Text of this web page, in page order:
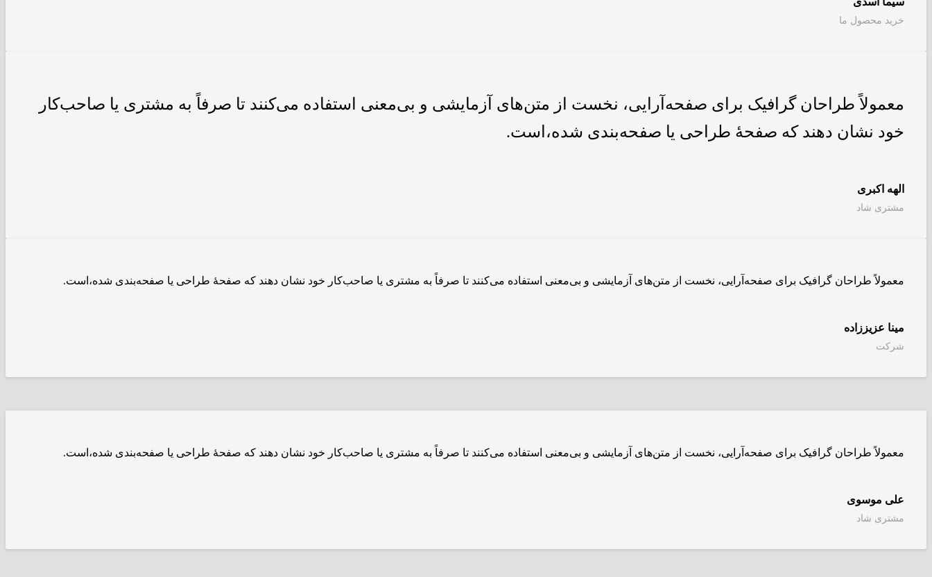
خرید محصول ما
معمولاً طراحان گرافیک برای صفحه‌آرایی، نخست از متن‌های آزمایشی و بی‌معنی استفاده می‌کنند تا صرفاً به مشتری یا صاحب‌کار
خود نشان دهند که صفحهٔ طراحی یا صفحه‌بندی شده،است.
الهه اکبری
مشتری شاد
معمولاً طراحان گرافیک برای صفحه‌آرایی، نخست از متن‌های آزمایشی و بی‌معنی استفاده می‌کنند تا صرفاً به مشتری یا صاحب‌کار خود نشان دهند که صفحهٔ طراحی یا صفحه‌بندی شده،است.
مینا عزیززاده
شرکت
معمولاً طراحان گرافیک برای صفحه‌آرایی، نخست از متن‌های آزمایشی و بی‌معنی استفاده می‌کنند تا صرفاً به مشتری یا صاحب‌کار خود نشان دهند که صفحهٔ طراحی یا صفحه‌بندی شده،است.
علی موسوی
مشتری شاد